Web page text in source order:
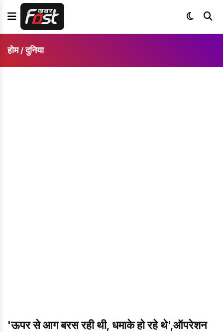
होम/ दुनिया
'ऊपर से आग बरस रही थी, धमाके हो रहे थे',ऑपरेशन